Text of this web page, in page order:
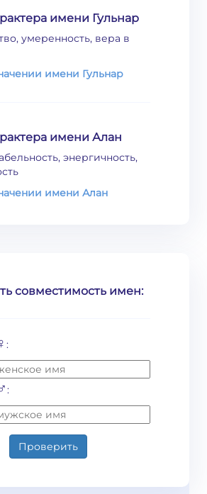
имени Гульнар
умеренность, вера в
имени Гульнар
имени Алан
энергичность,
имени Алан
совместимость имен:
:
:
Проверить